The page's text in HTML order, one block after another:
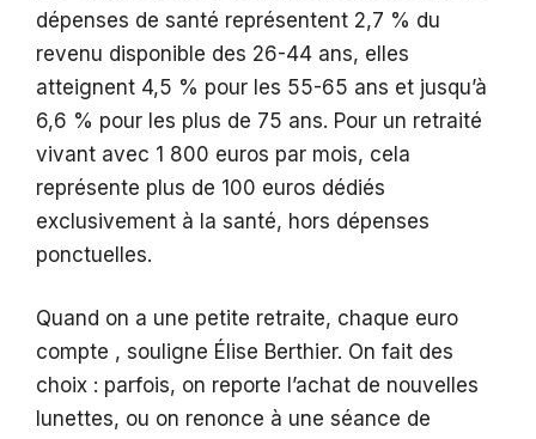
dépenses de santé représentent 2,7 % du
revenu disponible des 26-44 ans, elles
atteignent 4,5 % pour les 55-65 ans et jusqu’à
6,6 % pour les plus de 75 ans. Pour un retraité
vivant avec 1 800 euros par mois, cela
représente plus de 100 euros dédiés
exclusivement à la santé, hors dépenses
ponctuelles.
Quand on a une petite retraite, chaque euro
compte , souligne Élise Berthier. On fait des
choix : parfois, on reporte l’achat de nouvelles
lunettes, ou on renonce à une séance de